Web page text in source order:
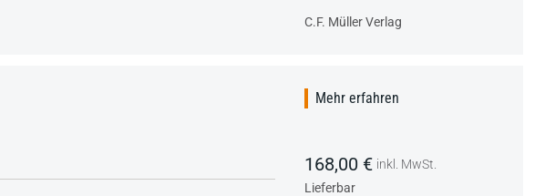
C.F. Müller Verlag
Mehr erfahren
168,00 € inkl. MwSt.
Lieferbar